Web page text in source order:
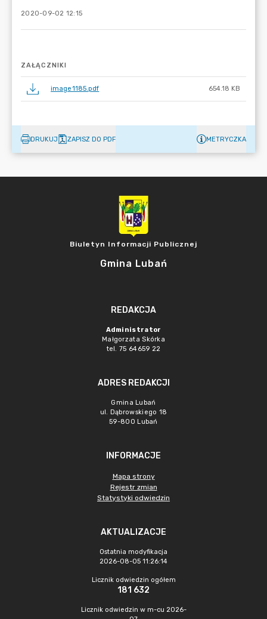
2020-09-02 12:15
ZAŁĄCZNIKI
image1185.pdf 654.18 KB
DRUKUJ ZAPISZ DO PDF METRYCZKA
Biuletyn Informacji Publicznej
Gmina Lubań
REDAKCJA
Administrator
Małgorzata Skórka
tel. 75 64659 22
ADRES REDAKCJI
Gmina Lubań
ul. Dąbrowskiego 18
59-800 Lubań
INFORMACJE
Mapa strony
Rejestr zmian
Statystyki odwiedzin
AKTUALIZACJE
Ostatnia modyfikacja
2026-08-05 11:26:14
Licznik odwiedzin ogółem
181 632
Licznik odwiedzin w m-cu 2026-